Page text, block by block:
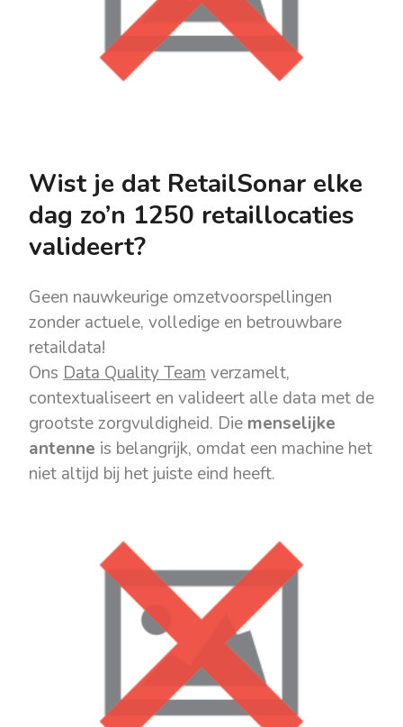
Wist je dat RetailSonar elke
dag zo’n 1250 retaillocaties
valideert?
Geen nauwkeurige omzetvoorspellingen
zonder actuele, volledige en betrouwbare
retaildata!
Ons Data Quality Teamverzamelt,
contextualiseert en valideert alle data met de
grootste zorgvuldigheid. Die menselijke
antenne is belangrijk, omdat een machine het
niet altijd bij het juiste eind heeft.